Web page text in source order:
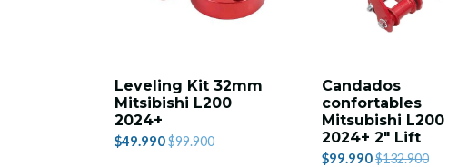
Leveling Kit 32mm
Mitsibishi L200
2024+
$49.990$99.900
Candados
confortables
Mitsubishi L200
2024+ 2" Lift
$99.990$132.900